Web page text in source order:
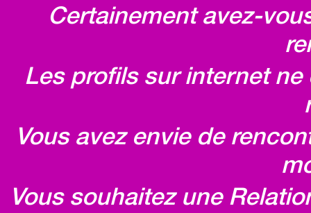
Certainement avez-
Les profils sur internet
Vous avez envie de
Vous souhaitez une